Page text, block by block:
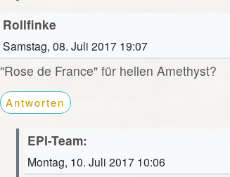
Rollfinke
Samstag, 08. Juli 2017 19:07
"Rose de France" für hellen Amethyst?
Antworten
EPI-Team:
Montag, 10. Juli 2017 10:06